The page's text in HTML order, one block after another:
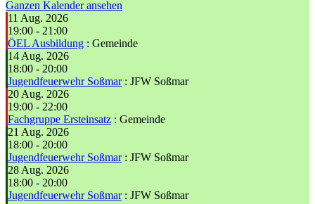
Ganzen Kalender ansehen
11 Aug. 2026
19:00 - 21:00
ÖEL Ausbildung : Gemeinde
14 Aug. 2026
18:00 - 20:00
Jugendfeuerwehr Soßmar: JFW Soßmar
20 Aug. 2026
19:00 - 22:00
Fachgruppe Ersteinsatz : Gemeinde
21 Aug. 2026
18:00 - 20:00
Jugendfeuerwehr Soßmar: JFW Soßmar
28 Aug. 2026
18:00 - 20:00
Jugendfeuerwehr Soßmar: JFW Soßmar